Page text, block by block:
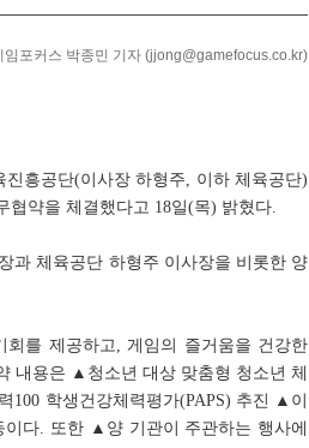
임포커스 박종민 기자 (jjong@gamefocus.co.kr)
흥공단(이사장 하형주, 이하 체육공단)
협약을 체결했다고 18일(목) 밝혔다.
과 체육공단 하형주 이사장을 비롯한 양
를 제공하고, 게임의 즐거움을 건강한
내용은 ▲청소년 대상 맞춤형 청소년 체
100 학생건강체력평가(PAPS) 추진 ▲이
다. 또한 ▲양 기관이 주관하는 행사에